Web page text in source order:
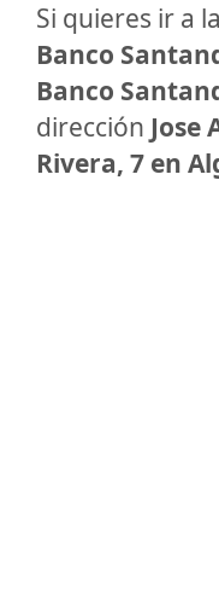
Si quieres ir a
Banco
Banco
dirección Jose
Rivera, 7 en